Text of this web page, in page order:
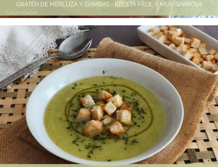
GRATÉN DE MERLUZA Y GAMBAS - RECETA FÁCIL Y MUY SABROSA